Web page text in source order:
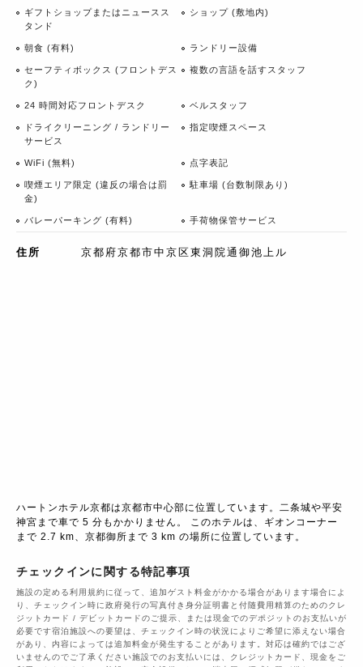
ギフトショップまたはニュースス
タンド
ショップ (敷地内)
朝食 (有料) ランドリー設備
セーフティボックス (フロントデス
ク)
複数の言語を話すスタッフ
24 時間対応フロントデスク ベルスタッフ
ドライクリーニング / ランドリー
サービス
指定喫煙スペース
WiFi (無料) 点字表記
喫煙エリア限定 (違反の場合は罰
金)
駐車場 (台数制限あり)
バレーパーキング (有料) 手荷物保管サービス
住所 京都府京都市中京区東洞院通御池上ル
ハートンホテル京都は京都市中心部に位置しています。二条城や平安
神宮まで車で 5 分もかかりません。 このホテルは、ギオンコーナー
まで 2.7 km、京都御所まで 3 km の場所に位置しています。
チェックインに関する特記事項
施設の定める利用規約に従って、追加ゲスト料金がかかる場合があります場合によ
り、チェックイン時に政府発行の写真付き身分証明書と付随費用精算のためのクレ
ジットカード / デビットカードのご提示、または現金でのデポジットのお支払いが
必要です宿泊施設への要望は、チェックイン時の状況によりご希望に添えない場合
があり、内容によっては追加料金が発生することがあります。対応は確約ではござ
いませんのでご了承ください施設でのお支払いには、クレジットカード、現金をご